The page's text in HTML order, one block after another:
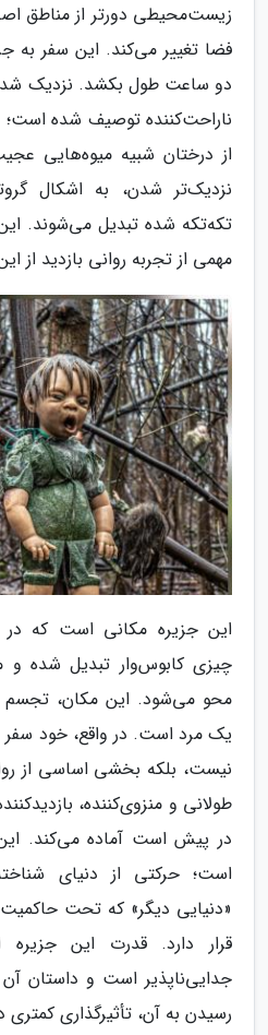
زیست‌محیطی دورتر از مناطق
فضا تغییر می‌کند. این سفر به
دو ساعت طول بکشد. نزدیک شدن
ناراحت‌کننده توصیف شده است؛
از درختان شبیه میوه‌هایی
نزدیک‌تر شدن، به اشکال
تکه‌تکه شده تبدیل می‌شوند.
مهمی از تجربه روانی بازدید از
این جزیره مکانی است که
چیزی کابوس‌وار تبدیل شده و
محو می‌شود. این مکان، تجسم
یک مرد است. در واقع، خود
نیست، بلکه بخشی اساسی از
طولانی و منزوی‌کننده،
در پیش است آماده می‌کند.
است؛ حرکتی از دنیای
«دنیایی دیگر» که تحت
قرار دارد. قدرت این جزیره
جدایی‌ناپذیر است و داستان
رسیدن به آن، تأثیرگذاری